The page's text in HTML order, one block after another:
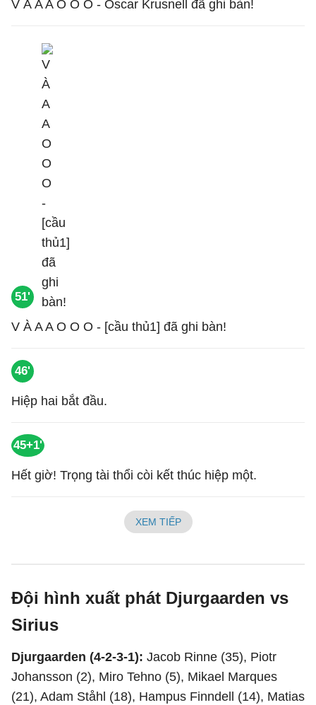
V À A A O O O - Oscar Krusnell đã ghi bàn!
51'
V À A A O O O - [cầu thủ1] đã ghi bàn!
46'
Hiệp hai bắt đầu.
45+1'
Hết giờ! Trọng tài thổi còi kết thúc hiệp một.
XEM TIẾP
Đội hình xuất phát Djurgaarden vs
Sirius
Djurgaarden (4-2-3-1): Jacob Rinne (35), Piotr
Johansson (2), Miro Tehno (5), Mikael Marques
(21), Adam Ståhl (18), Hampus Finndell (14), Matias